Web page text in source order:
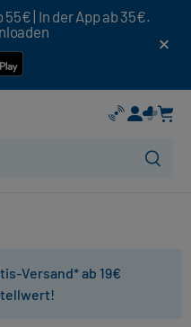
| In der App ab 35€.
Versand* ab 19€